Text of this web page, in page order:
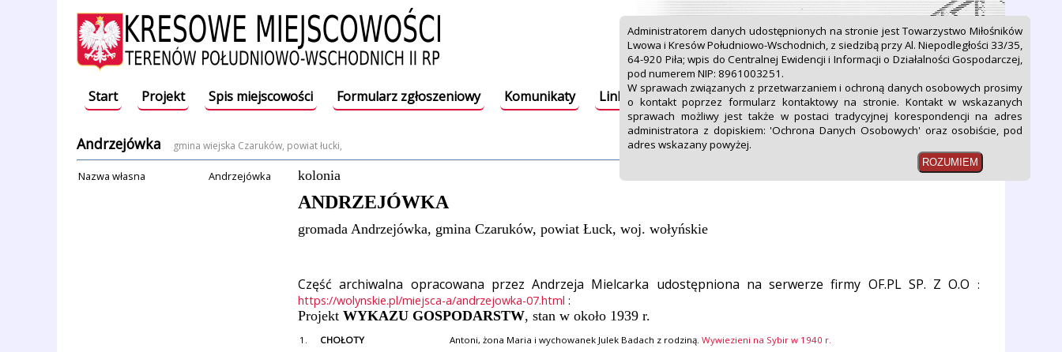
Start Projekt Spis miejscowości Formularz zgłoszeniowy Komunikaty Linki Do pobrania Kontakt
Andrzejówka gmina wiejska Czaruków, powiat łucki,
Nazwa własna Andrzejówka kolonia
ANDRZEJÓWKA
gromada Andrzejówka, gmina Czaruków, powiat Łuck, woj. wołyńskie
Część archiwalna opracowana przez Andrzeja Mielcarka udostępniona na serwerze firmy OF.PL SP. Z O.O :
https://wolynskie.pl/miejsca-a/andrzejowka-07.html :
Projekt WYKAZU GOSPODARSTW, stan w około 1939 r.
1. CHOŁOTY Antoni, żona Maria i wychowanek Julek Badach z rodziną.Wywiezieni na Sybir w 1940 r.
Administratorem danych udostępnionych na stronie jest Towarzystwo Miłośników
Lwowa i Kresów Południowo-Wschodnich, z siedzibą przy Al. Niepodległości 33/35,
64-920 Piła; wpis do Centralnej Ewidencji i Informacji o Działalności Gospodarczej,
pod numerem NIP: 8961003251.
W sprawach związanych z przetwarzaniem i ochroną danych osobowych prosimy
o kontakt poprzez formularz kontaktowy na stronie. Kontakt w wskazanych
sprawach możliwy jest także w postaci tradycyjnej korespondencji na adres
administratora z dopiskiem: 'Ochrona Danych Osobowych' oraz osobiście, pod
adres wskazany powyżej.